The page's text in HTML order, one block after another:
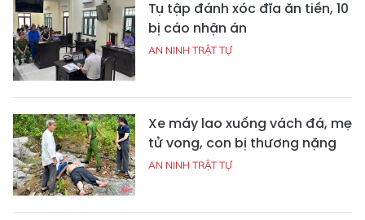
Tụ tập đánh xóc đĩa ăn tiền, 10
bị cáo nhận án
AN NINH TRẬT TỰ
Xe máy lao xuống vách đá, mẹ
tử vong, con bị thương nặng
AN NINH TRẬT TỰ